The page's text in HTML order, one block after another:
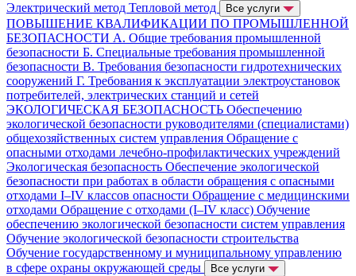
Электрический метод Тепловой метод Все услуги
ПОВЫШЕНИЕ КВАЛИФИКАЦИИ ПО ПРОМЫШЛЕННОЙ
БЕЗОПАСНОСТИ А. Общие требования промышленной
безопасности Б. Специальные требования промышленной
безопасности В. Требования безопасности гидротехнических
сооружений Г. Требования к эксплуатации электроустановок
потребителей, электрических станций и сетей
ЭКОЛОГИЧЕСКАЯ БЕЗОПАСНОСТЬ Обеспечению
экологической безопасности руководителями (специалистами)
общехозяйственных систем управления Обращение с
опасными отходами лечебно-профилактических учреждений
Экологическая безопасность Обеспечение экологической
безопасности при работах в области обращения с опасными
отходами I–IV классов опасности Обращение с медицинскими
отходами Обращение с отходами (I–IV класс) Обучение
обеспечению экологической безопасности систем управления
Обучение экологической безопасности строительства
Обучение государственному и муниципальному управлению
в сфере охраны окружающей среды
Все услуги